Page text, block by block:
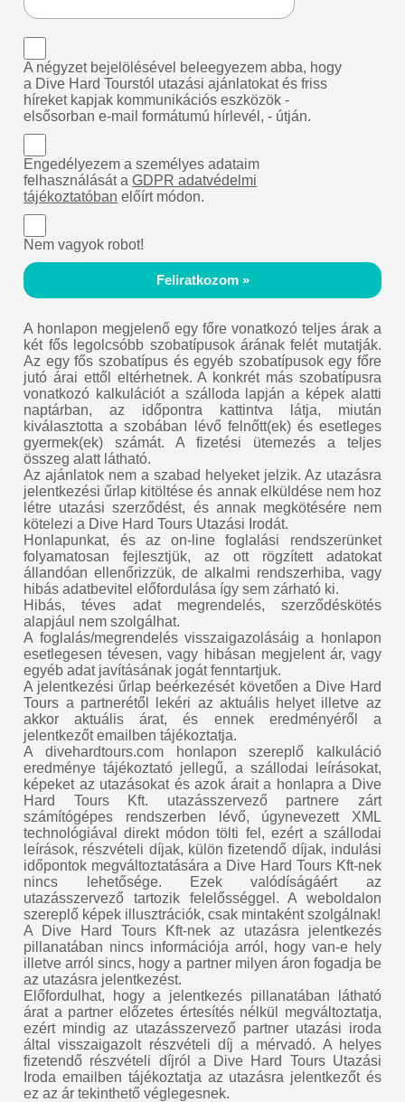
A négyzet bejelölésével beleegyezem abba, hogy
a Dive Hard Tourstól utazási ajánlatokat és friss
híreket kapjak kommunikációs eszközök -
elsősorban e-mail formátumú hírlevél, - útján.
Engedélyezem a személyes adataim
felhasználását aGDPR adatvédelmi
tájékoztatóban előírt módon.
Nem vagyok robot!
Feliratkozom »
A honlapon megjelenő egy főre vonatkozó teljes árak a
két fős legolcsóbb szobatípusok árának felét mutatják.
Az egy fős szobatípus és egyéb szobatípusok egy főre
jutó árai ettől eltérhetnek. A konkrét más szobatípusra
vonatkozó kalkulációt a szálloda lapján a képek alatti
naptárban, az időpontra kattintva látja, miután
kiválasztotta a szobában lévő felnőtt(ek) és esetleges
gyermek(ek) számát. A fizetési ütemezés a teljes
összeg alatt látható.
Az ajánlatok nem a szabad helyeket jelzik. Az utazásra
jelentkezési űrlap kitöltése és annak elküldése nem hoz
létre utazási szerződést, és annak megkötésére nem
kötelezi a Dive Hard Tours Utazási Irodát.
Honlapunkat, és az on-line foglalási rendszerünket
folyamatosan fejlesztjük, az ott rögzített adatokat
állandóan ellenőrizzük, de alkalmi rendszerhiba, vagy
hibás adatbevitel előfordulása így sem zárható ki.
Hibás, téves adat megrendelés, szerződéskötés
alapjául nem szolgálhat.
A foglalás/megrendelés visszaigazolásáig a honlapon
esetlegesen tévesen, vagy hibásan megjelent ár, vagy
egyéb adat javításának jogát fenntartjuk.
A jelentkezési űrlap beérkezését követően a Dive Hard
Tours a partnerétől lekéri az aktuális helyet illetve az
akkor aktuális árat, és ennek eredményéről a
jelentkezőt emailben tájékoztatja.
A divehardtours.com honlapon szereplő kalkuláció
eredménye tájékoztató jellegű, a szállodai leírásokat,
képeket az utazásokat és azok árait a honlapra a Dive
Hard Tours Kft. utazásszervező partnere zárt
számítógépes rendszerben lévő, úgynevezett XML
technológiával direkt módon tölti fel, ezért a szállodai
leírások, részvételi díjak, külön fizetendő díjak, indulási
időpontok megváltoztatására a Dive Hard Tours Kft-nek
nincs lehetősége. Ezek valódíságáért az
utazásszervező tartozik felelősséggel. A weboldalon
szereplő képek illusztrációk, csak mintaként szolgálnak!
A Dive Hard Tours Kft-nek az utazásra jelentkezés
pillanatában nincs információja arról, hogy van-e hely
illetve arról sincs, hogy a partner milyen áron fogadja be
az utazásra jelentkezést.
Előfordulhat, hogy a jelentkezés pillanatában látható
árat a partner előzetes értesítés nélkül megváltoztatja,
ezért mindig az utazásszervező partner utazási iroda
által visszaigazolt részvételi díj a mérvadó. A helyes
fizetendő részvételi díjról a Dive Hard Tours Utazási
Iroda emailben tájékoztatja az utazásra jelentkezőt és
ez az ár tekinthető véglegesnek.